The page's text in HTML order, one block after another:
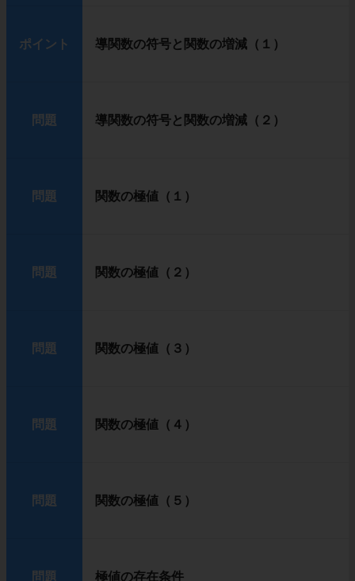
ポイント 導関数の符号と関数の増減（１）
問題 導関数の符号と関数の増減（２）
問題 関数の極値（１）
問題 関数の極値（２）
問題 関数の極値（３）
問題 関数の極値（４）
問題 関数の極値（５）
問題 極値の存在条件